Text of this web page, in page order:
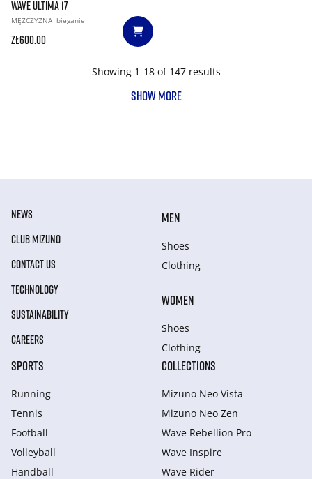
WAVE ULTIMA 17
MĘŻCZYZNA bieganie
zł600.00
Showing 1-18 of 147 results
SHOW MORE
NEWS
CLUB MIZUNO
CONTACT US
TECHNOLOGY
SUSTAINABILITY
CAREERS
MEN
Shoes
Clothing
WOMEN
Shoes
Clothing
SPORTS
Running
Tennis
Football
Volleyball
Handball
COLLECTIONS
Mizuno Neo Vista
Mizuno Neo Zen
Wave Rebellion Pro
Wave Inspire
Wave Rider